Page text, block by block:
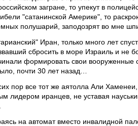
загране, то упекут в
"сатанинской Америке", то
полушарий, заподозрят во мне
Иран, только много лет
сбросить в море Израиль и не
формировать свои вооруженные
почти 30 лет назад…
пор все тот же аятолла Али
лидером иранцев, не уставая
на автомат вместо инвалидной